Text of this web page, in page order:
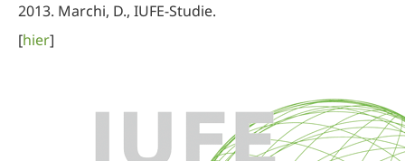
2013. Marchi, D., IUFE-Studie.
[hier]